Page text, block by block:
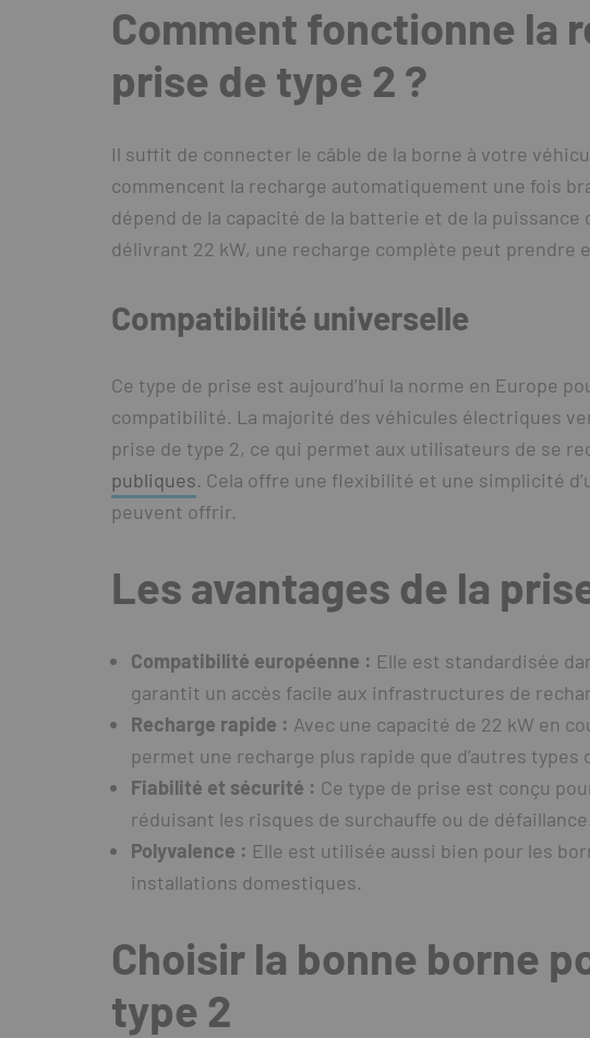
Comment fonctionne la
prise de type 2 ?
Il suffit de connecter le câble de la borne à votre
commencent la recharge automatiquement une fois
dépend de la capacité de la batterie et de la puissance
délivrant 22 kW, une recharge complète peut prendre
Compatibilité universelle
Ce type de prise est aujourd’hui la norme en Europe
compatibilité. La majorité des véhicules électriques
prise de type 2, ce qui permet aux utilisateurs de se
publiques. Cela offre une flexibilité et une simplicité
peuvent offrir.
Les avantages de la
Compatibilité européenne : Elle est standardisée
garantit un accès facile aux infrastructures de
Recharge rapide : Avec une capacité de 22 kW en
permet une recharge plus rapide que d’autres types
Fiabilité et sécurité : Ce type de prise est conçu
réduisant les risques de surchauffe ou de défaillance.
Polyvalence : Elle est utilisée aussi bien pour les
installations domestiques.
Choisir la bonne borne
type 2